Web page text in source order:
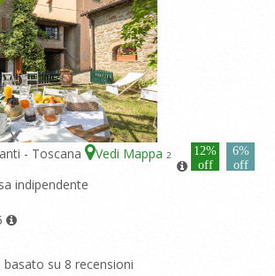
- Toscana Vedi Mappa 2
12%
off
6%
off
indipendente
basato su 8 recensioni